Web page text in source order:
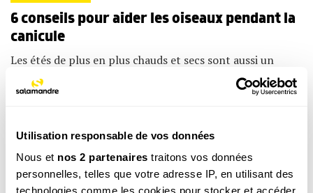
Utilisation responsable de vos données
Nous et nos 2 partenaires traitons vos données
personnelles, telles que votre adresse IP, en utilisant des
technologies comme les cookies pour stocker et accéder
6 conseils pour aider les oiseaux pendant la
canicule
Les étés de plus en plus chauds et secs sont aussi un
problème pour les animaux sauvages. Voici les règles d'or
pour aider la faune sauvage pendant la canicule.
ver à la fois animal et végétal ? Vivez une expérience
fascinante au cœur d'un prodigieux voyage dans
l’infiniment proche… un voyage presque aussi dépaysant